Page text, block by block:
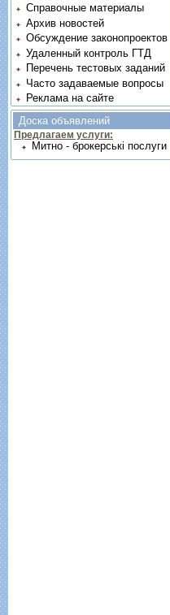
Справочные материалы
Архив новостей
Обсуждение законопроектов
Удаленный контроль ГТД
Перечень тестовых заданий
Часто задаваемые вопросы
Реклама на сайте
Доска объявлений
Предлагаем услуги:
Митно - брокерські послуги